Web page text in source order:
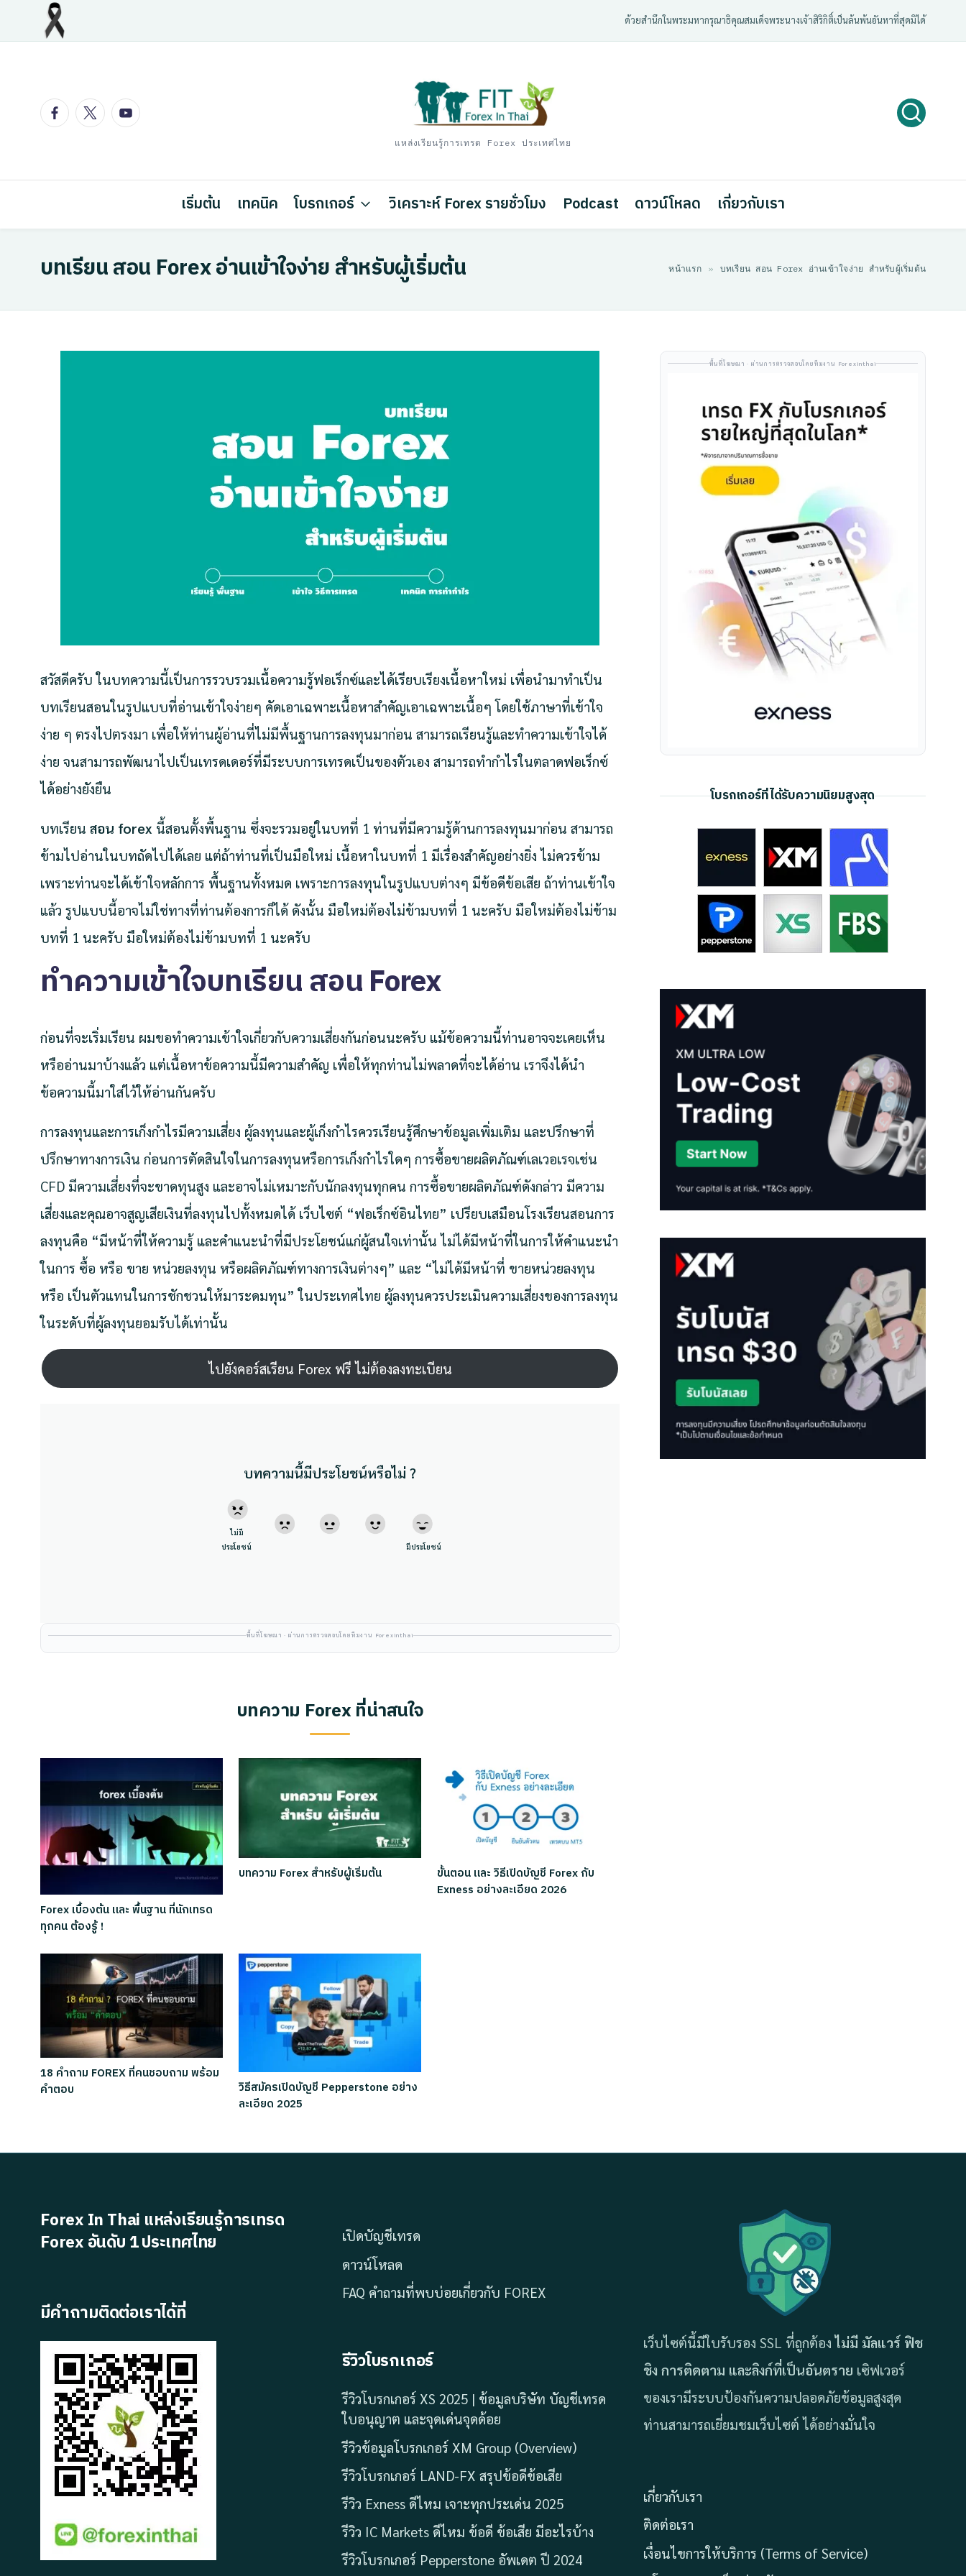
ด้วยสํานึกในพระมหากรุณาธิคุณสมเด็จพระนางเจ้าสิริกิติ์เป็นล้นพ้นอันหาที่สุดมิได้
FacebookTwitterYoutube
แหล่งเรียนรู้การเทรด Forex ประเทศไทย
เริ่มต้น เทคนิค โบรกเกอร์ วิเคราะห์ Forex รายชั่วโมง Podcast ดาวน์โหลด เกี่ยวกับเรา
บทเรียน สอน Forex อ่านเข้าใจง่าย สำหรับผู้เริ่มต้น หน้าแรก » บทเรียน สอน Forex อ่านเข้าใจง่าย สำหรับผู้เริ่มต้น
สวัสดีครับ ในบทความนี้เป็นการรวบรวมเนื้อความรู้ฟอเร็กซ์และได้เรียบเรียงเนื้อหาใหม่ เพื่อนำมาทำเป็น
บทเรียนสอนในรูปแบบที่อ่านเข้าใจง่ายๆ คัดเอาเฉพาะเนื้อหาสำคัญเอาเฉพาะเนื้อๆ โดยใช้ภาษาที่เข้าใจ
ง่าย ๆ ตรงไปตรงมา เพื่อให้ท่านผู้อ่านที่ไม่มีพื้นฐานการลงทุนมาก่อน สามารถเรียนรู้และทำความเข้าใจได้
ง่าย จนสามารถพัฒนาไปเป็นเทรดเดอร์ที่มีระบบการเทรดเป็นของตัวเอง สามารถทำกำไรในตลาดฟอเร็กซ์
ได้อย่างยังยืน
บทเรียน สอน forex นี้สอนตั้งพื้นฐาน ซึ่งจะรวมอยู่ในบทที่ 1 ท่านที่มีความรู้ด้านการลงทุนมาก่อน สามารถ
ข้ามไปอ่านในบทถัดไปได้เลย แต่ถ้าท่านที่เป็นมือใหม่ เนื้อหาในบทที่ 1 มีเรื่องสำคัญอย่างยิ่ง ไม่ควรข้าม
เพราะท่านจะได้เข้าใจหลักการ พื้นฐานทั้งหมด เพราะการลงทุนในรูปแบบต่างๆ มีข้อดีข้อเสีย ถ้าท่านเข้าใจ
แล้ว รูปแบบนี้อาจไม่ใช่ทางที่ท่านต้องการก็ได้ ดังนั้น มือใหม่ต้องไม่ข้ามบทที่ 1 นะครับ มือใหม่ต้องไม่ข้าม
บทที่ 1 นะครับ มือใหม่ต้องไม่ข้ามบทที่ 1 นะครับ
ทำความเข้าใจบทเรียน สอน Forex
ก่อนที่จะเริ่มเรียน ผมขอทำความเข้าใจเกี่ยวกับความเสี่ยงกันก่อนนะครับ แม้ข้อความนี้ท่านอาจจะเคยเห็น
หรืออ่านมาบ้างแล้ว แต่เนื้อหาข้อความนี้มีความสำคัญ เพื่อให้ทุกท่านไม่พลาดที่จะได้อ่าน เราจึงได้นำ
ข้อความนี้มาใส่ไว้ให้อ่านกันครับ
การลงทุนและการเก็งกำไรมีความเสี่ยง ผู้ลงทุนและผู้เก็งกำไรควรเรียนรู้ศึกษาข้อมูลเพิ่มเติม และปรึกษาที่
ปรึกษาทางการเงิน ก่อนการตัดสินใจในการลงทุนหรือการเก็งกำไรใดๆ การซื้อขายผลิตภัณฑ์เลเวอเรจเช่น
CFD มีความเสี่ยงที่จะขาดทุนสูง และอาจไม่เหมาะกับนักลงทุนทุกคน การซื้อขายผลิตภัณฑ์ดังกล่าว มีความ
เสี่ยงและคุณอาจสูญเสียเงินที่ลงทุนไปทั้งหมดได้ เว็บไซต์ “ฟอเร็กซ์อินไทย” เปรียบเสมือนโรงเรียนสอนการ
ลงทุนคือ “มีหน้าที่ให้ความรู้ และคำแนะนำที่มีประโยชน์แก่ผู้สนใจเท่านั้น ไม่ได้มีหน้าที่ในการให้คำแนะนำ
ในการ ซื้อ หรือ ขาย หน่วยลงทุน หรือผลิตภัณฑ์ทางการเงินต่างๆ” และ “ไม่ได้มีหน้าที่ ขายหน่วยลงทุน
หรือ เป็นตัวแทนในการชักชวนให้มาระดมทุน” ในประเทศไทย ผู้ลงทุนควรประเมินความเสี่ยงของการลงทุน
ในระดับที่ผู้ลงทุนยอมรับได้เท่านั้น
ไปยังคอร์สเรียน Forex ฟรี ไม่ต้องลงทะเบียน
บทความนี้มีประโยชน์หรือไม่ ?
ไม่มี
ประโยชน์
มีประโยชน์
พื้นที่โฆษณา · ผ่านการตรวจสอบโดยทีมงาน Forexinthai
บทความ Forex ที่น่าสนใจ
Forex เบื้องต้น และ พื้นฐาน ที่นักเทรด
ทุกคน ต้องรู้ !
บทความ Forex สำหรับผู้เริ่มต้น
ขั้นตอน และ วิธีเปิดบัญชี Forex กับ
Exness อย่างละเอียด 2026
18 คำถาม FOREX ที่คนชอบถาม พร้อม
คำตอบ
วิธีสมัครเปิดบัญชี Pepperstone อย่าง
ละเอียด 2025
พื้นที่โฆษณา · ผ่านการตรวจสอบโดยทีมงาน Forexinthai
โบรกเกอร์ที่ได้รับความนิยมสูงสุด
Forex In Thai แหล่งเรียนรู้การเทรด
Forex อันดับ 1 ประเทศไทย
มีคำถามติดต่อเราได้ที่
เปิดบัญชีเทรด
ดาวน์โหลด
FAQ คำถามที่พบบ่อยเกี่ยวกับ FOREX
รีวิวโบรกเกอร์
รีวิวโบรกเกอร์ XS 2025 | ข้อมูลบริษัท บัญชีเทรด
ใบอนุญาต และจุดเด่นจุดด้อย
รีวิวข้อมูลโบรกเกอร์ XM Group (Overview)
รีวิวโบรกเกอร์ LAND-FX สรุปข้อดีข้อเสีย
รีวิว Exness ดีไหม เจาะทุกประเด่น 2025
รีวิว IC Markets ดีไหม ข้อดี ข้อเสีย มีอะไรบ้าง
รีวิวโบรกเกอร์ Pepperstone อัพเดต ปี 2024
เว็บไซต์นี้มีใบรับรอง SSL ที่ถูกต้องไม่มี มัลแวร์ ฟิช
ชิง การติดตาม และลิงก์ที่เป็นอันตราย เซิฟเวอร์
ของเรามีระบบป้องกันความปลอดภัยข้อมูลสูงสุด
ท่านสามารถเยี่ยมชมเว็บไซต์ ได้อย่างมั่นใจ
เกี่ยวกับเรา
ติดต่อเรา
เงื่อนไขการให้บริการ (Terms of Service)